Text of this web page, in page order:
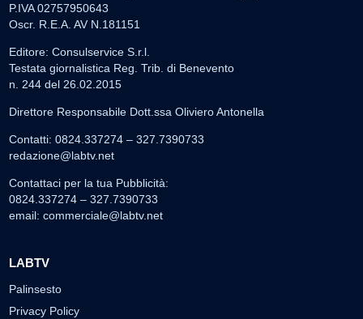
P.IVA 02757950643
Oscr. R.E.A. AV N.181151
Editore: Consulservice S.r.l.
Testata giornalistica Reg. Trib. di Benevento
n. 244 del 26.02.2015
Direttore Responsabile Dott.ssa Oliviero Antonella
Contatti: 0824.337274 – 327.7390733
redazione@labtv.net
Contattaci per la tua Pubblicità:
0824.337274 – 327.7390733
email: commerciale@labtv.net
LABTV
Palinsesto
Privacy Policy